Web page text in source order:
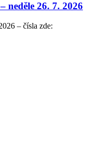
neděle 26. 7. 2026
– čísla zde: